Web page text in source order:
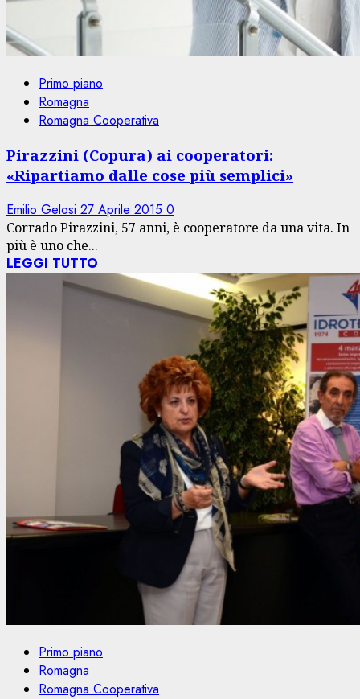
Primo piano
Romagna
Romagna Cooperativa
Pirazzini (Copura) ai cooperatori:
«Ripartiamo dalle cose più semplici»
Emilio Gelosi 27 Aprile 2015 0
Corrado Pirazzini, 57 anni, è cooperatore da una vita. In
più è uno che...
LEGGI TUTTO
Primo piano
Romagna
Romagna Cooperativa